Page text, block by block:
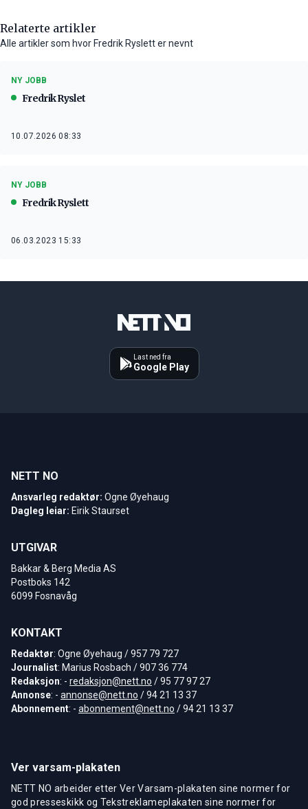
Relaterte artikler
Alle artikler som hvor Fredrik Ryslett er nevnt
NY JOBB
Fredrik Ryslet
10.07.2026 08:33
NY JOBB
Fredrik Ryslett
06.03.2023 15:33
Last ned fra
Google Play
NETT NO
Ansvarleg redaktør: Ogne Øyehaug
Dagleg leiar: Eirik Staurset
UTGIVAR
Bakkar & Berg Media AS
Postboks 142
6099 Fosnavåg
KONTAKT
Redaktør: Ogne Øyehaug / 957 79 727
Journalist: Marius Rosbach / 907 36 774
Redaksjon: - redaksjon@nett.no / 95 77 97 27
Annonse: - annonse@nett.no / 94 21 13 37
Abonnement: - abonnement@nett.no / 94 21 13 37
Ver varsam-plakaten
NETT NO arbeider etter Ver Varsam-plakaten sine normer for
god presseskikk og Tekstreklameplakaten sine normer for